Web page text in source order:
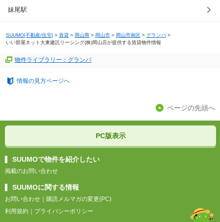
妹尾駅
SUUMO[不動産/住宅] > 賃貸 > 岡山県 > 岡山市 > 岡山市南区 > グランパ >
いい部屋ネット大東建託リーシング(株)岡山店が提供する賃貸物件情報
物件ライブラリー：グランパ
情報の見方ページへ
ページの先頭へ
PC版表示
SUUMOで物件を紹介したい
掲載のお問い合わせ
SUUMOに関する情報
お問い合わせ
購読メルマガの変更(PC)
利用規約
プライバシーポリシー